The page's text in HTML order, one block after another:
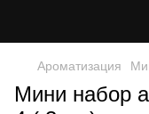
Ароматизация
Мини набор